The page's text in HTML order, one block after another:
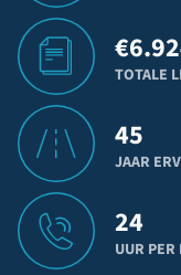
€
TOTALE
45
JAAR
24
UUR PER